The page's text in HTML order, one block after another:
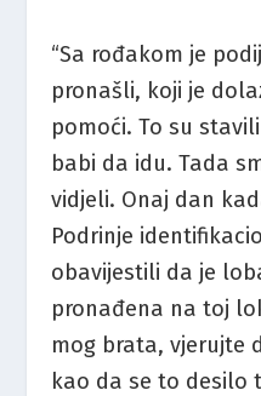
“Sa rođakom je
pronašli, koji je
pomoći. To su
babi da idu. Tada
vidjeli. Onaj dan
Podrinje
obavijestili da je
pronađena na toj
mog brata, vjerujte
kao da se to desilo